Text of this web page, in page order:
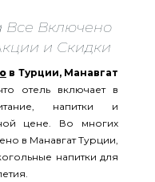
Все Включено
и Скидки
в Турции, Манавгат
отель включает в
напитки и
цене. Во многих
в Манавгат Турции,
напитки для